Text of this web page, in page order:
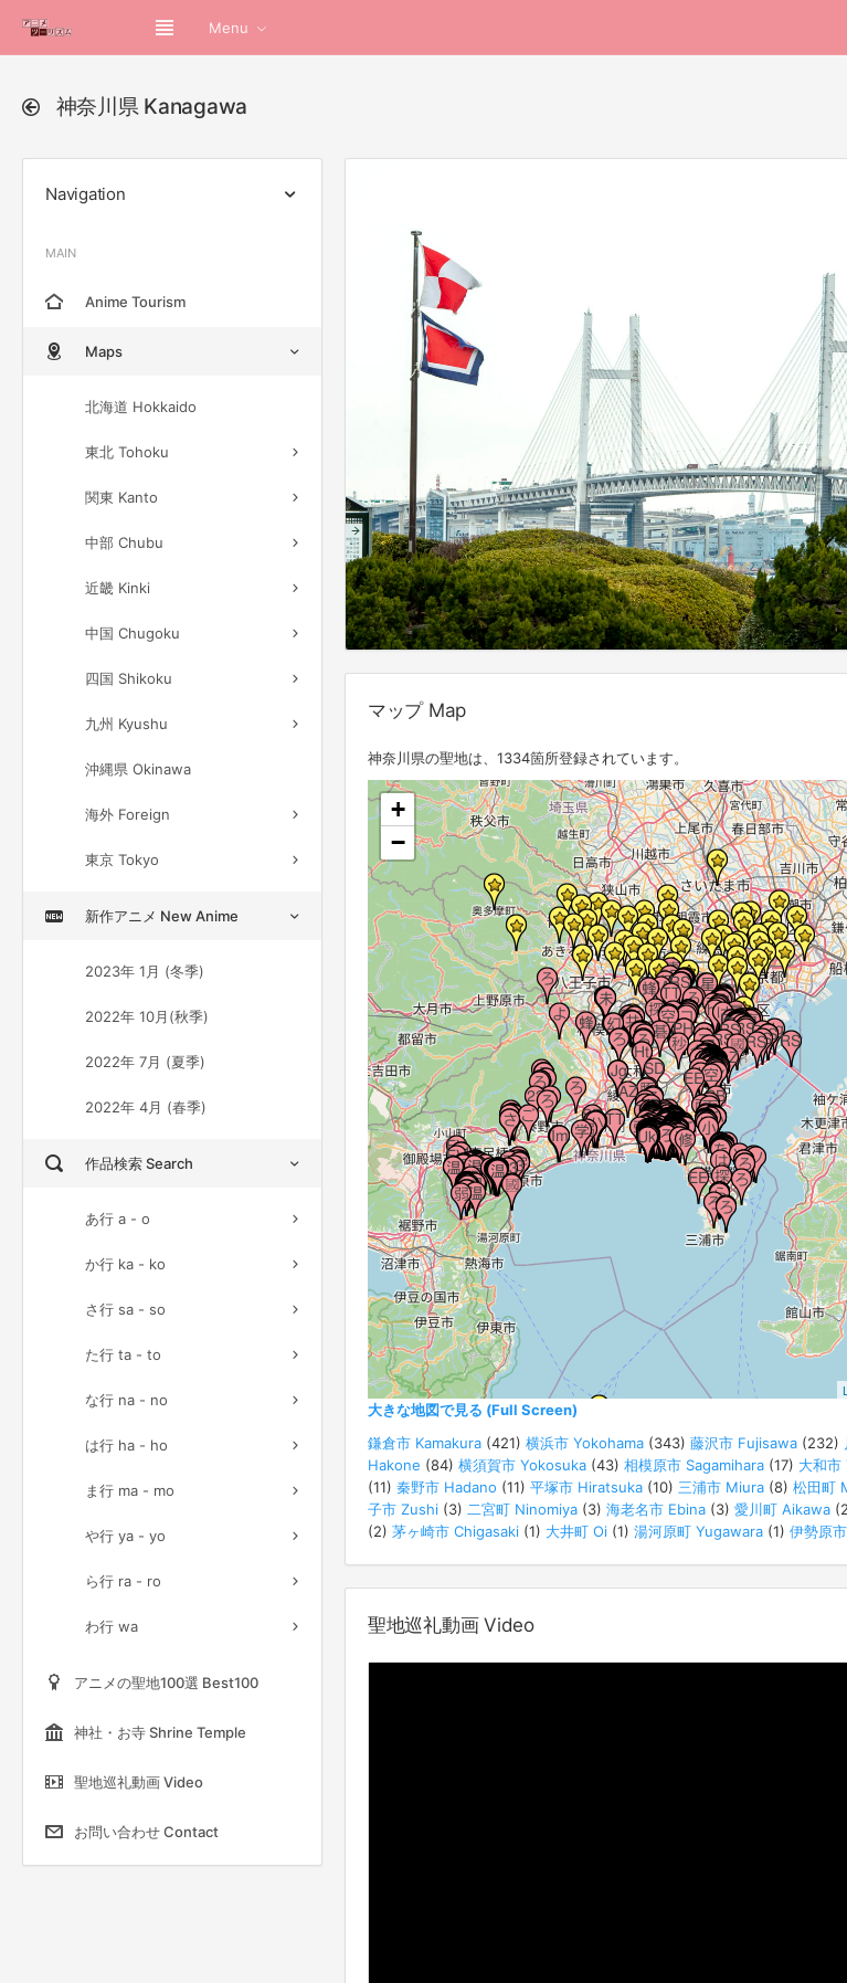
Menu
神奈川県 Kanagawa
Navigation
MAIN
Anime Tourism
Maps
北海道 Hokkaido
東北 Tohoku
関東 Kanto
中部 Chubu
近畿 Kinki
中国 Chugoku
四国 Shikoku
九州 Kyushu
沖縄県 Okinawa
海外 Foreign
東京 Tokyo
新作アニメ New Anime
2023年 1月 (冬季)
2022年 10月(秋季)
2022年 7月 (夏季)
2022年 4月 (春季)
作品検索 Search
あ行 a - o
か行 ka - ko
さ行 sa - so
た行 ta - to
な行 na - no
は行 ha - ho
ま行 ma - mo
や行 ya - yo
ら行 ra - ro
わ行 wa
アニメの聖地100選 Best100
神社・お寺 Shrine Temple
聖地巡礼動画 Video
お問い合わせ Contact
マップ Map
神奈川県の聖地は、1334箇所登録されています。
+
−
大きな地図で見る (Full Screen)
鎌倉市 Kamakura (421) 横浜市 Yokohama (343) 藤沢市 Fujisawa (232)
Hakone (84) 横須賀市 Yokosuka (43) 相模原市 Sagamihara (17) 大和市
(11) 秦野市 Hadano (11) 平塚市 Hiratsuka (10) 三浦市 Miura (8) 松田町
子市 Zushi (3) 二宮町 Ninomiya (3) 海老名市 Ebina (3) 愛川町 Aikawa
(2) 茅ヶ崎市 Chigasaki (1) 大井町 Oi (1) 湯河原町 Yugawara (1) 伊勢原
聖地巡礼動画 Video